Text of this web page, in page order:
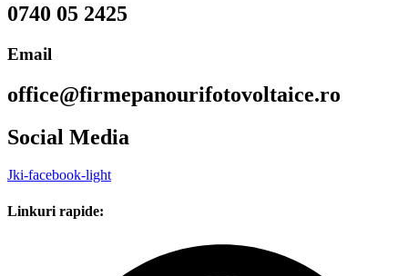
0740 05 2425
Email
office@firmepanourifotovoltaice.ro
Social Media
Jki-facebook-light
Linkuri rapide: